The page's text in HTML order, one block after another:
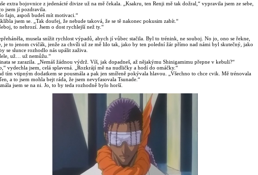
extra bojovnice z jedenácté divize už na mě čekala. „Ksakru, ten Renji mě tak dožral,“ vypravila jsem ze sebe,
jsem jí pozdravila.
fajn, aspoň budeš mít motivaci.“
jsem se. „Tak doufej, že nebude taková, že se tě nakonec pokusim zabít.“
to nehrozí. Jsem o dost rychlejší než ty.“
musela snížit rychlost výpadů, abych jí vůbec stačila. Byl to trénink, ne souboj. No jo, ono se řekne,
je to jenom cvičák, jenže za chvíli už ze mě lilo tak, jako by ten polední žár přímo nad námi byl skutečný, jako
se slunce rozhodlo nás upálit zaživa.
už… už nemůžu.“
se zarazila. „Nemáš žádnou výdrž. Víš, jak dopadneš, až nějakýmu Shinigamimu přepne v kebuli?“
vydechla jsem, celá splavená. „Rozkrájí mě na nudličky a hodí do omáčky.“
tím vtipným dodatkem se pousmála a pak jen smířeně pokývala hlavou. „Všechno to chce cvik. Mě trénovala
a to jsem mohla bejt ráda, že jsem nevyfasovala Tsunade.“
jsem se na ni. Jo, to by teda rozhodně bylo horší.